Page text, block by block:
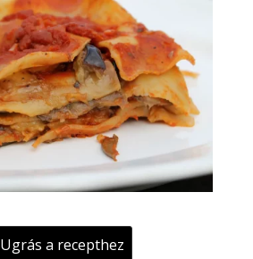
Ugrás a recepthez